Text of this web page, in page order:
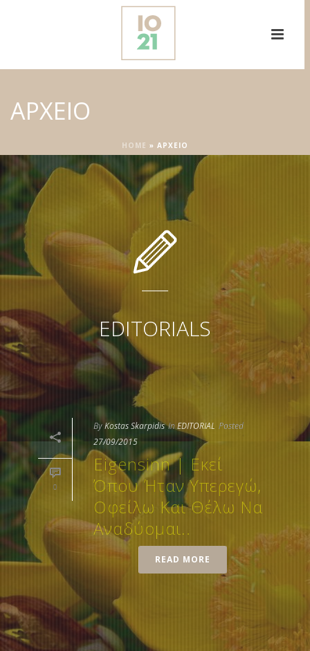
ΑΡΧΕΙΟ
HOME » ΑΡΧΕΙΟ
EDITORIALS
0
ByKostas Skarpidis InEDITORIAL Posted
27/09/2015
Eigensinn | Εκεί
Όπου Ήταν Υπερεγώ,
Οφείλω Και Θέλω Να
Αναδύομαι..
READ MORE